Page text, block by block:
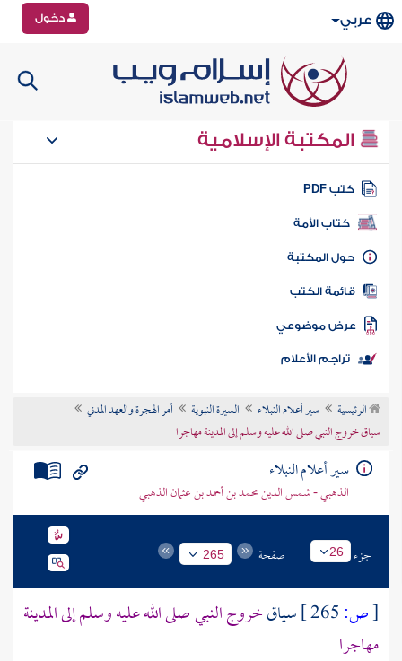
عربي دخول
المكتبة الإسلامية
كتب PDF
كتاب الأمة
المكتبة
الكتب
موضوعي
تراجم الأعلام
الرئيسية سير أعلام النبلاء السيرة النبوية
أمر الهجرة والعهد المدني
سياق خروج النبي صلى الله عليه وسلم إلى المدينة مهاجرا
سير أعلام النبلاء
الذهبي - شمس الدين محمد بن أحمد بن عثمان الذهبي
جزء 26 صفحة 265
[ص: سياقخروج النبي صلى الله عليه وسلم إلىالمدينة
مهاجرا